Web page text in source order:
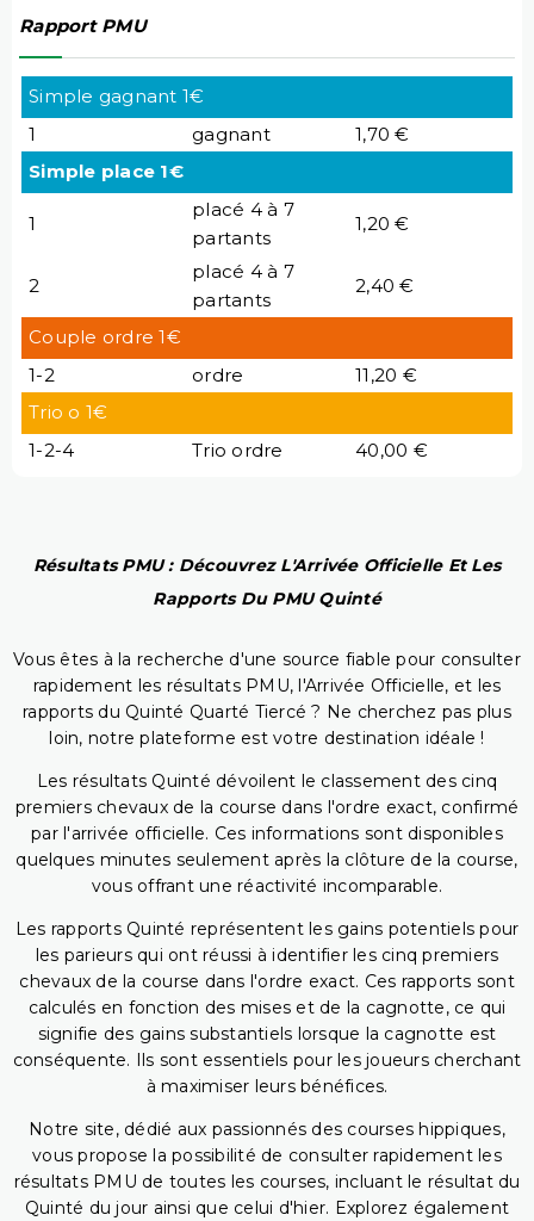
Rapport PMU
Simple gagnant 1€
1
gagnant
1,70 €
Simple place 1€
1
placé 4 à 7
partants
1,20 €
2
placé 4 à 7
partants
2,40 €
Couple ordre 1€
1-2
ordre
11,20 €
Trio o 1€
1-2-4
Trio ordre 40,00 €
Résultats PMU : Découvrez L'Arrivée Officielle Et Les
Rapports Du PMU Quinté
Vous êtes à la recherche d'une source fiable pour consulter
rapidement les résultats PMU, l'Arrivée Officielle, et les
rapports du Quinté Quarté Tiercé ? Ne cherchez pas plus
loin, notre plateforme est votre destination idéale !
Les résultats Quinté dévoilent le classement des cinq
premiers chevaux de la course dans l'ordre exact, confirmé
par l'arrivée officielle. Ces informations sont disponibles
quelques minutes seulement après la clôture de la course,
vous offrant une réactivité incomparable.
Les rapports Quinté représentent les gains potentiels pour
les parieurs qui ont réussi à identifier les cinq premiers
chevaux de la course dans l'ordre exact. Ces rapports sont
calculés en fonction des mises et de la cagnotte, ce qui
signifie des gains substantiels lorsque la cagnotte est
conséquente. Ils sont essentiels pour les joueurs cherchant
à maximiser leurs bénéfices.
Notre site, dédié aux passionnés des courses hippiques,
vous propose la possibilité de consulter rapidement les
résultats PMU de toutes les courses, incluant le résultat du
Quinté du jour ainsi que celui d'hier. Explorez également